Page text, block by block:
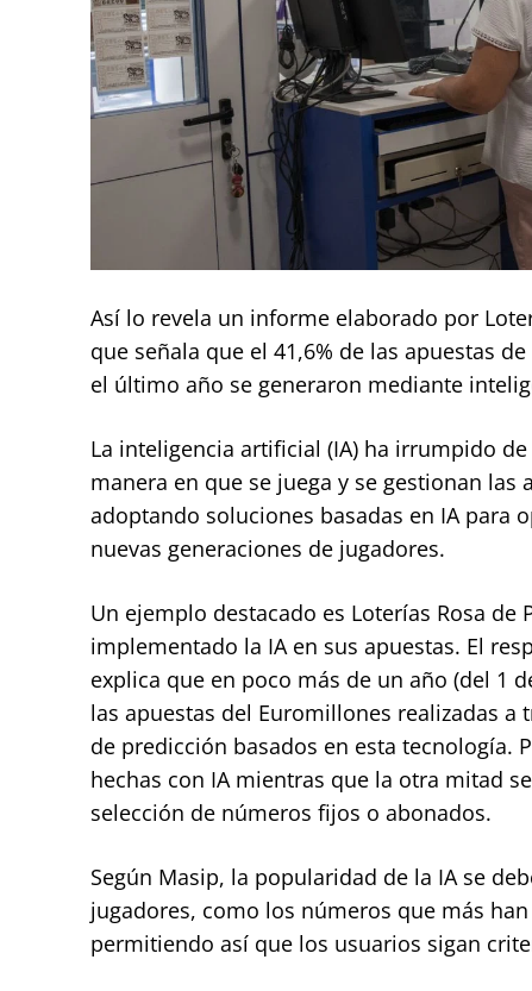
Así lo revela un informe elaborado por
que señala que el 41,6% de las apuestas
el último año se generaron mediante
La inteligencia artificial (IA) ha irrumpido
manera en que se juega y se gestionan
adoptando soluciones basadas en IA para
nuevas generaciones de jugadores.
Un ejemplo destacado es Loterías Rosa
implementado la IA en sus apuestas. El
explica que en poco más de un año (del 1
las apuestas del Euromillones realizadas a
de predicción basados en esta tecnología.
hechas con IA mientras que la otra mitad
selección de números fijos o abonados.
Según Masip, la popularidad de la IA se
jugadores, como los números que más
permitiendo así que los usuarios sigan